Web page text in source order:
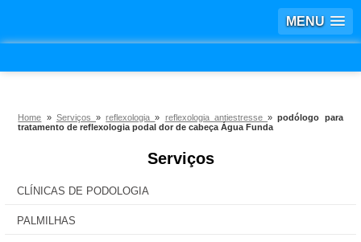
MENU
Home » Serviços»reflexologia» reflexologia antiestresse»podólogo para
tratamento de reflexologia podal dor de cabeça Água Funda
Serviços
CLÍNICAS DE PODOLOGIA
PALMILHAS